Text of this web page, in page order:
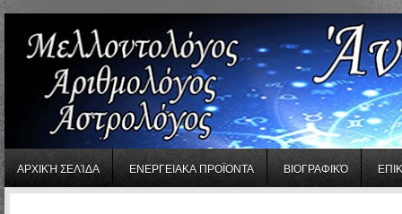
ΑΡΧΙΚΉ ΣΕΛΊΔΑ ΕΝΕΡΓΕΙΑΚΑ ΠΡΟΪΟΝΤΑ ΒΙΟΓΡΑΦΙΚΌ